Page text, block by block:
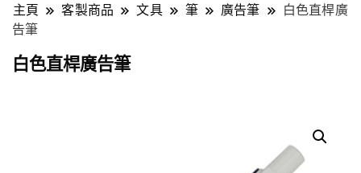
主頁 客製商品 文具 筆 廣告筆
白色直桿廣
告筆
白色直桿廣告筆